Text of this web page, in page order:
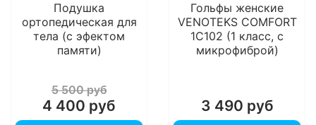
Подушка
ортопедическая для
тела (с эфектом
памяти)
5 500 руб
4 400 руб
Гольфы женские
VENOTEKS COMFORT
1C102 (1 класс, с
микрофиброй)
3 490 руб